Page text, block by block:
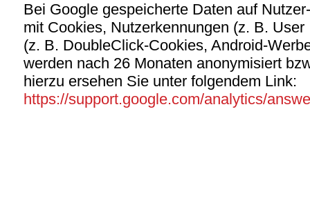
Bei Google gespeicherte Daten auf
mit Cookies, Nutzerkennungen (z. B.
(z. B. DoubleClick-Cookies, Android-
werden nach 26 Monaten anonymisiert
hierzu ersehen Sie unter folgendem Link:
https://support.google.com/analytics/